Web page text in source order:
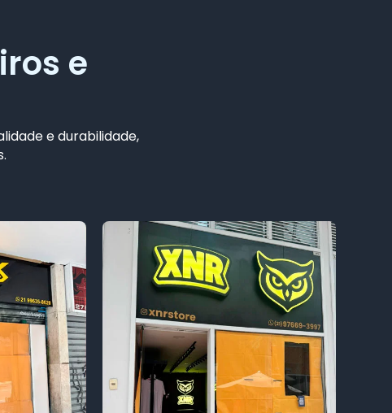
e
e durabilidade,